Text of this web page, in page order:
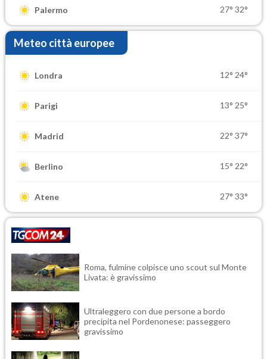
Palermo 27° 32°
Meteo città europee
Londra 12° 24°
Parigi 13° 25°
Madrid 22° 37°
Berlino 15° 22°
Atene 27° 33°
Roma, fulmine colpisce uno scout sul Monte
Livata: è gravissimo
Ultraleggero con due persone a bordo
precipita nel Pordenonese: passeggero
gravissimo